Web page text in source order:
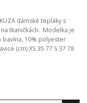
dámské tepláky s
tkaničkách. Modelka je
bavlna, 10% polyester
(cm) XS 35 77 S 37 78